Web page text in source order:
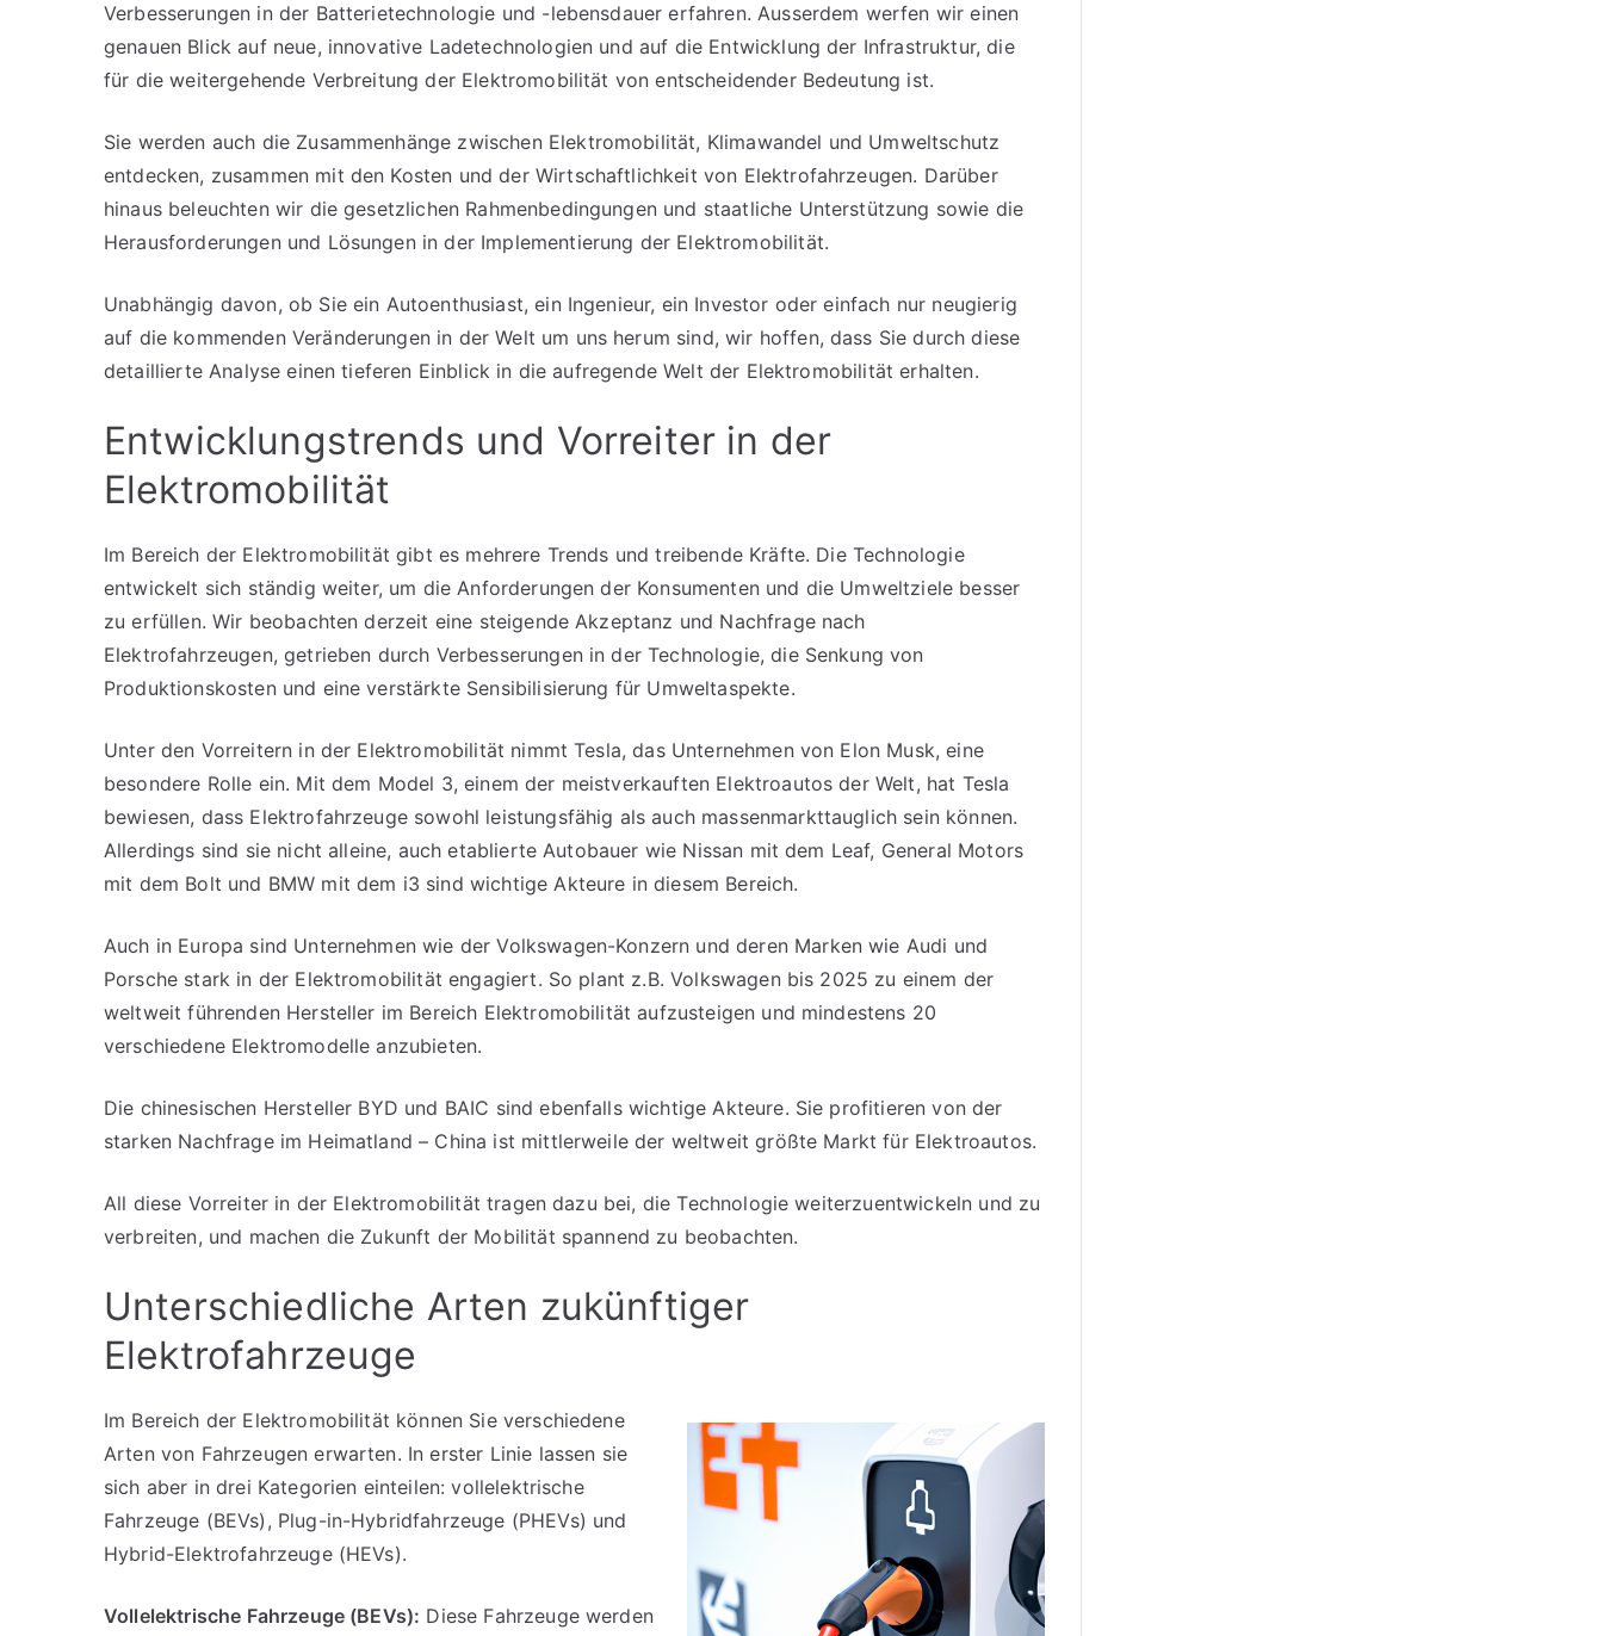
Verbesserungen in der Batterietechnologie und -lebensdauer erfahren. Ausserdem werfen wir einen
genauen Blick auf neue, innovative Ladetechnologien und auf die Entwicklung der Infrastruktur, die
für die weitergehende Verbreitung der Elektromobilität von entscheidender Bedeutung ist.
Sie werden auch die Zusammenhänge zwischen Elektromobilität, Klimawandel und Umweltschutz
entdecken, zusammen mit den Kosten und der Wirtschaftlichkeit von Elektrofahrzeugen. Darüber
hinaus beleuchten wir die gesetzlichen Rahmenbedingungen und staatliche Unterstützung sowie die
Herausforderungen und Lösungen in der Implementierung der Elektromobilität.
Unabhängig davon, ob Sie ein Autoenthusiast, ein Ingenieur, ein Investor oder einfach nur neugierig
auf die kommenden Veränderungen in der Welt um uns herum sind, wir hoffen, dass Sie durch diese
detaillierte Analyse einen tieferen Einblick in die aufregende Welt der Elektromobilität erhalten.
Entwicklungstrends und Vorreiter in der
Elektromobilität
Im Bereich der Elektromobilität gibt es mehrere Trends und treibende Kräfte. Die Technologie
entwickelt sich ständig weiter, um die Anforderungen der Konsumenten und die Umweltziele besser
zu erfüllen. Wir beobachten derzeit eine steigende Akzeptanz und Nachfrage nach
Elektrofahrzeugen, getrieben durch Verbesserungen in der Technologie, die Senkung von
Produktionskosten und eine verstärkte Sensibilisierung für Umweltaspekte.
Unter den Vorreitern in der Elektromobilität nimmt Tesla, das Unternehmen von Elon Musk, eine
besondere Rolle ein. Mit dem Model 3, einem der meistverkauften Elektroautos der Welt, hat Tesla
bewiesen, dass Elektrofahrzeuge sowohl leistungsfähig als auch massenmarkttauglich sein können.
Allerdings sind sie nicht alleine, auch etablierte Autobauer wie Nissan mit dem Leaf, General Motors
mit dem Bolt und BMW mit dem i3 sind wichtige Akteure in diesem Bereich.
Auch in Europa sind Unternehmen wie der Volkswagen-Konzern und deren Marken wie Audi und
Porsche stark in der Elektromobilität engagiert. So plant z.B. Volkswagen bis 2025 zu einem der
weltweit führenden Hersteller im Bereich Elektromobilität aufzusteigen und mindestens 20
verschiedene Elektromodelle anzubieten.
Die chinesischen Hersteller BYD und BAIC sind ebenfalls wichtige Akteure. Sie profitieren von der
starken Nachfrage im Heimatland – China ist mittlerweile der weltweit größte Markt für Elektroautos.
All diese Vorreiter in der Elektromobilität tragen dazu bei, die Technologie weiterzuentwickeln und zu
verbreiten, und machen die Zukunft der Mobilität spannend zu beobachten.
Unterschiedliche Arten zukünftiger
Elektrofahrzeuge
Im Bereich der Elektromobilität können Sie verschiedene
Arten von Fahrzeugen erwarten. In erster Linie lassen sie
sich aber in drei Kategorien einteilen: vollelektrische
Fahrzeuge (BEVs), Plug-in-Hybridfahrzeuge (PHEVs) und
Hybrid-Elektrofahrzeuge (HEVs).
Vollelektrische Fahrzeuge (BEVs): Diese Fahrzeuge werden